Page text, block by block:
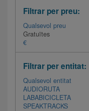
Filtrar per preu:
Qualsevol preu
Gratuïtes
€
Filtrar per entitat:
Qualsevol entitat
AUDIORUTA
LABABICICLETA
SPEAKTRACKS